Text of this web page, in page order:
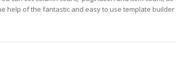
help of the fantastic and easy to use template